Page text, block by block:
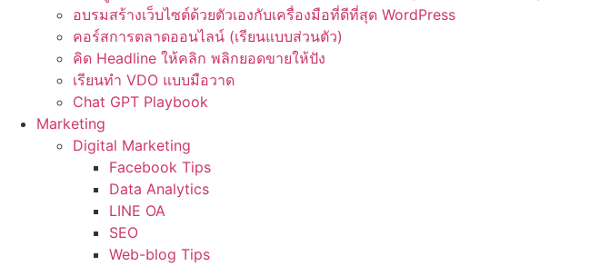
อบรมสร้างเว็บไซต์ด้วยตัวเองกับเครื่องมือที่ดีที่สุด WordPress
คอร์สการตลาดออนไลน์ (เรียนแบบส่วนตัว)
คิด Headline ให้คลิก พลิกยอดขายให้ปัง
เรียนทำ VDO แบบมือวาด
Chat GPT Playbook
Marketing
Digital Marketing
Facebook Tips
Data Analytics
LINE OA
SEO
Web-blog Tips